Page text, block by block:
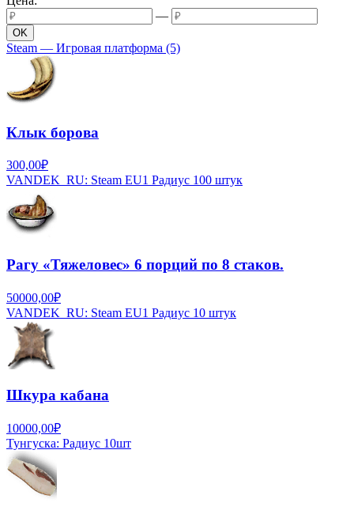
—
Steam — Игровая платформа (5)
Клык борова
300,00₽
VANDEK_RU: Steam EU1 Радиус 100 штук
Рагу «Тяжеловес» 6 порций по 8 стаков.
50000,00₽
VANDEK_RU: Steam EU1 Радиус 10 штук
Шкура кабана
10000,00₽
Тунгуска: Радиус 10шт